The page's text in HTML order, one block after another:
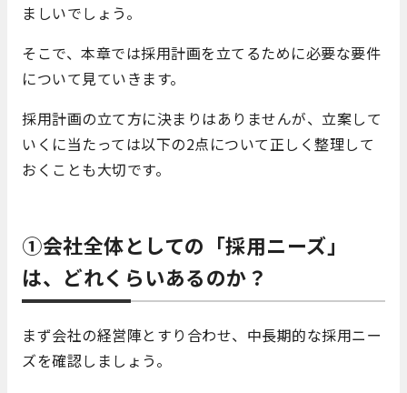
ましいでしょう。
そこで、本章では採用計画を立てるために必要な要件
について見ていきます。
採用計画の立て方に決まりはありませんが、立案して
いくに当たっては以下の2点について正しく整理して
おくことも大切です。
①会社全体としての「採用ニーズ」
は、どれくらいあるのか？
まず会社の経営陣とすり合わせ、中長期的な採用ニー
ズを確認しましょう。